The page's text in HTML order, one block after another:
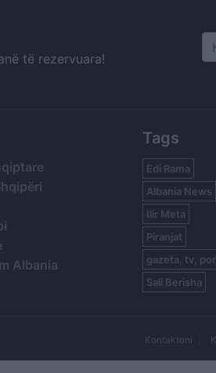
të rezervuara!
Albania
Tags
Edi Rama
Albania News
Ilir Meta
Piranjat
gazeta, tv,
Sali Berisha
Kontaktoni